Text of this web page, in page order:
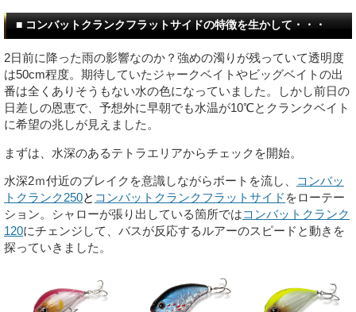
■ コンバットクランクフラットサイドの特徴を生かして・・・
2日前に降った雨の影響なのか？強めの濁りが残っていて透明度
は50cm程度。期待していたジャークベイトやビッグベイトの出
番は全くありそうもない水の色になっていました。しかし前日の
日差しの恩恵で、予想外に早朝でも水温が10℃とクランクベイト
に希望の兆しが見えました。
まずは、水深のあるテトラエリアからチェックを開始。
水深2ｍ付近のブレイクを意識しながらボートを流し、
コンバッ
トクランク250と コンバットクランクフラットサイド をローテー
ション。シャローが張り出している箇所ではコンバットクランク
120にチェンジして、バスが反応するルアーのスピードと動きを
探っていきました。